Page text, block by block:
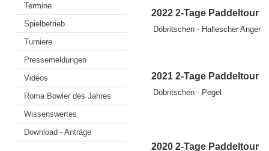
Termine
Spielbetrieb
Turniere
Pressemeldungen
Videos
Roma Bowler des Jahres
Wissenswertes
Download - Anträge
2022 2-Tage Paddeltour
Döbritschen - Hallescher Anger
2021 2-Tage Paddeltour
Döbritschen - Pegel
2020 2-Tage Paddeltour